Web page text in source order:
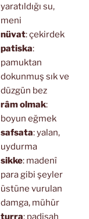
yaratıldığı su,
meni
nüvat: çekirdek
patiska:
pamuktan
dokunmuş sık ve
düzgün bez
râm olmak:
boyun eğmek
safsata: yalan,
uydurma
sikke: madenî
para gibi şeyler
üstüne vurulan
damga, mühür
turra: padişah